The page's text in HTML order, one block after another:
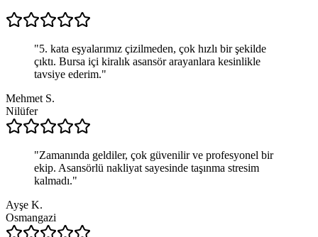
"5. kata eşyalarımız çizilmeden, çok hızlı bir şekilde
çıktı. Bursa içi kiralık asansör arayanlara kesinlikle
tavsiye ederim."
Mehmet S.
Nilüfer
"Zamanında geldiler, çok güvenilir ve profesyonel bir
ekip. Asansörlü nakliyat sayesinde taşınma stresim
kalmadı."
Ayşe K.
Osmangazi